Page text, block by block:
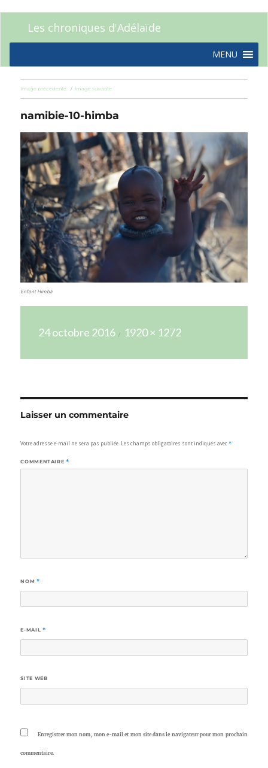
Les chroniques d'Adélaïde
MENU
Image précédente Image suivante
namibie-10-himba
Enfant Himba
le
24 octobre 2016
réelle
1920 × 1272
Laisser un commentaire
Votre adresse e-mail ne sera pas publiée. Les champs obligatoires sont indiqués avec*
COMMENTAIRE *
NOM *
E-MAIL *
SITE WEB
Enregistrer mon nom, mon e-mail et mon site dans le navigateur pour mon prochain
commentaire.